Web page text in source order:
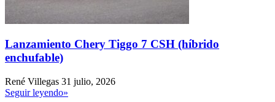
Lanzamiento Chery Tiggo 7 CSH (híbrido
enchufable)
René Villegas 31 julio, 2026
Seguir leyendo»